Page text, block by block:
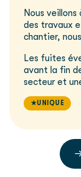
Nous
des travaux
chantier,
Les fuites
avant la fin
secteur et
UNIQUE